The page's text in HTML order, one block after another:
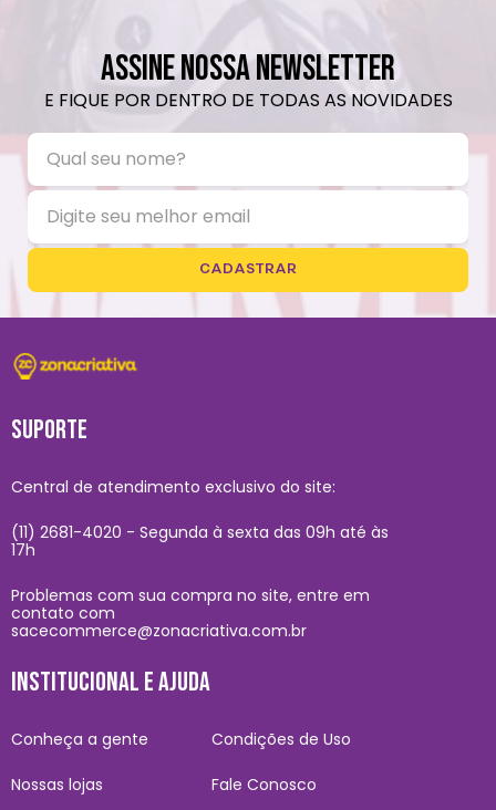
ASSINE NOSSA NEWSLETTER
E FIQUE POR DENTRO DE TODAS AS NOVIDADES
CADASTRAR
SUPORTE
Central de atendimento exclusivo do site:
(11) 2681-4020 - Segunda à sexta das 09h até às
17h
Problemas com sua compra no site, entre em
contato com
sacecommerce@zonacriativa.com.br
INSTITUCIONAL E AJUDA
Conheça a gente
Nossas lojas
Condições de Uso
Fale Conosco